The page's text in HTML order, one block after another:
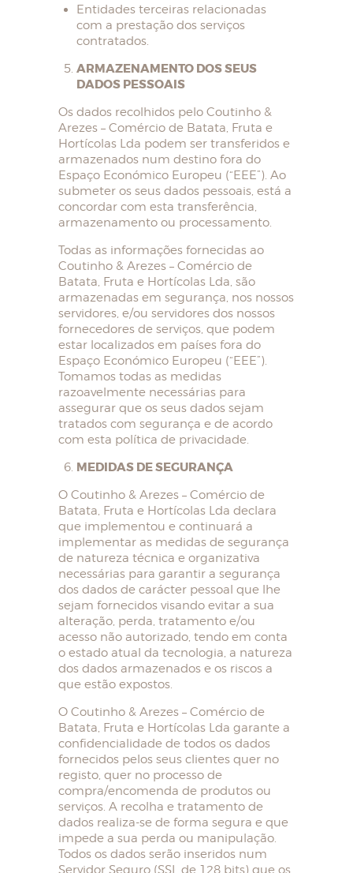
Entidades terceiras relacionadas
com a prestação dos serviços
contratados.
ARMAZENAMENTO DOS SEUS
DADOS PESSOAIS
Os dados recolhidos pelo Coutinho &
Arezes – Comércio de Batata, Fruta e
Hortícolas Lda podem ser transferidos e
armazenados num destino fora do
Espaço Económico Europeu (“EEE”). Ao
submeter os seus dados pessoais, está a
concordar com esta transferência,
armazenamento ou processamento.
Todas as informações fornecidas ao
Coutinho & Arezes – Comércio de
Batata, Fruta e Hortícolas Lda, são
armazenadas em segurança, nos nossos
servidores, e/ou servidores dos nossos
fornecedores de serviços, que podem
estar localizados em países fora do
Espaço Económico Europeu (“EEE”).
Tomamos todas as medidas
razoavelmente necessárias para
assegurar que os seus dados sejam
tratados com segurança e de acordo
com esta política de privacidade.
MEDIDAS DE SEGURANÇA
O Coutinho & Arezes – Comércio de
Batata, Fruta e Hortícolas Lda declara
que implementou e continuará a
implementar as medidas de segurança
de natureza técnica e organizativa
necessárias para garantir a segurança
dos dados de carácter pessoal que lhe
sejam fornecidos visando evitar a sua
alteração, perda, tratamento e/ou
acesso não autorizado, tendo em conta
o estado atual da tecnologia, a natureza
dos dados armazenados e os riscos a
que estão expostos.
O Coutinho & Arezes – Comércio de
Batata, Fruta e Hortícolas Lda garante a
confidencialidade de todos os dados
fornecidos pelos seus clientes quer no
registo, quer no processo de
compra/encomenda de produtos ou
serviços. A recolha e tratamento de
dados realiza-se de forma segura e que
impede a sua perda ou manipulação.
Todos os dados serão inseridos num